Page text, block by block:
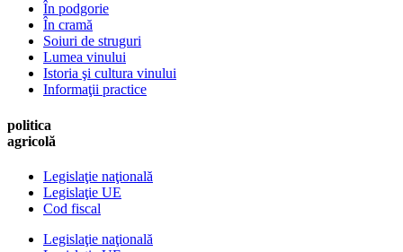
În podgorie
În cramă
Soiuri de struguri
Lumea vinului
Istoria şi cultura vinului
Informaţii practice
politica
agricolă
Legislaţie naţională
Legislaţie UE
Cod fiscal
Legislaţie naţională